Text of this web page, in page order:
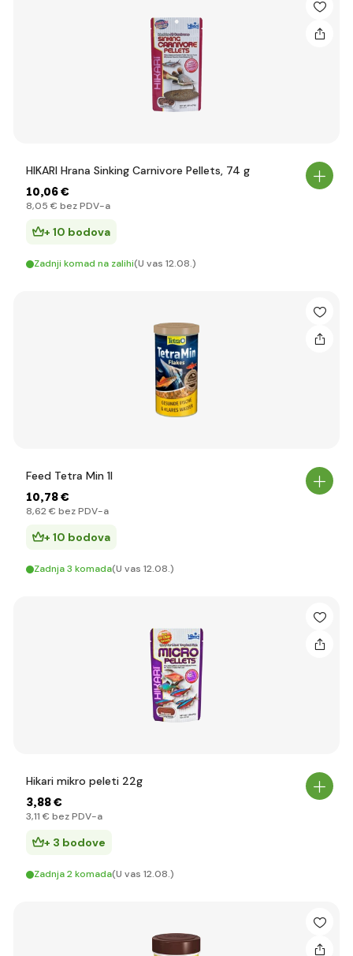
HIKARI Hrana Sinking Carnivore Pellets, 74 g
10,06 €
8,05 € bez PDV-a
+ 10 bodova
Zadnji komad na zalihi(U vas 12.08.)
Feed Tetra Min 1l
10,78 €
8,62 € bez PDV-a
+ 10 bodova
Zadnja 3 komada(U vas 12.08.)
Hikari mikro peleti 22g
3,88 €
3,11 € bez PDV-a
+ 3 bodove
Zadnja 2 komada(U vas 12.08.)